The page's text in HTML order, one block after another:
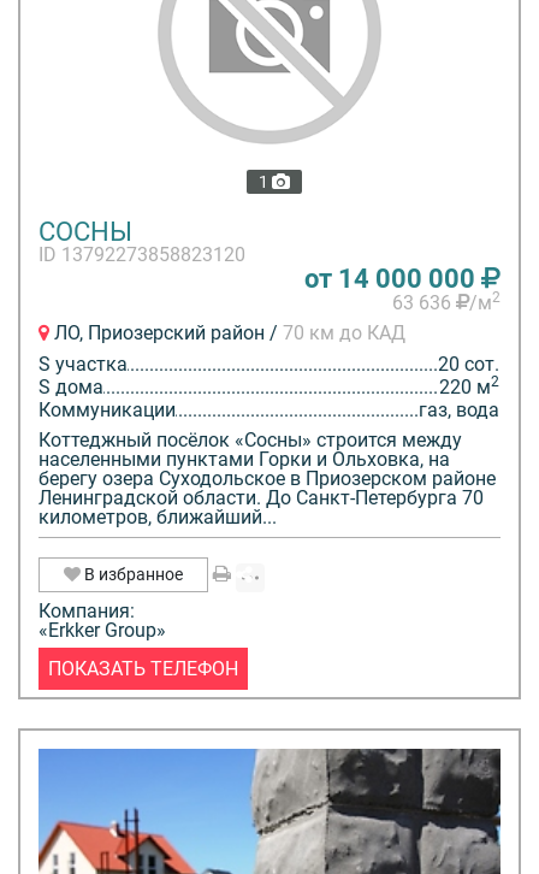
1
СОСНЫ
ID 13792273858823120
от 14 000 000
63 636 /м2
ЛО, Приозерский район / 70 км до КАД
S участка
20 сот.
S дома
220 м2
Коммуникации
газ, вода
Коттеджный посёлок «Сосны» строится между
населенными пунктами Горки и Ольховка, на
берегу озера Суходольское в Приозерском районе
Ленинградской области. До Санкт-Петербурга 70
километров, ближайший...
В избранное
Компания:
«Erkker Group»
ПОКАЗАТЬ ТЕЛЕФОН